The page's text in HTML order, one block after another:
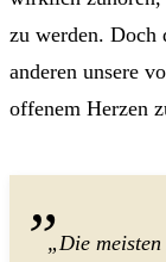
zu werden. Doch
anderen unsere
offenem Herzen
„Die